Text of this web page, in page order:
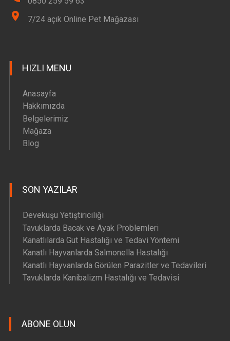
7/24 açık Online Pet Mağazası
HIZLI MENU
Anasayfa
Hakkımızda
Belgelerimiz
Mağaza
Blog
SON YAZILAR
Devekuşu Yetiştiriciliği
Tavuklarda Bacak ve Ayak Problemleri
Kanatlılarda Gut Hastalığı ve Tedavi Yöntemi
Kanatlı Hayvanlarda Salmonella Hastalığı
Kanatlı Hayvanlarda Görülen Parazitler ve Tedavileri
Tavuklarda Kanibalizm Hastalığı ve Tedavisi
ABONE OLUN